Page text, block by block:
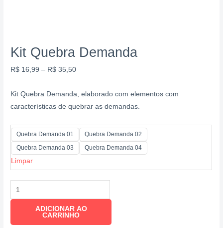
Kit Quebra Demanda
R$ 16,99 – R$ 35,50
Kit Quebra Demanda, elaborado com elementos com
características de quebrar as demandas.
Quebra Demanda 01
Quebra Demanda 02
Quebra Demanda 03
Quebra Demanda 04
Limpar
ADICIONAR AO
CARRINHO